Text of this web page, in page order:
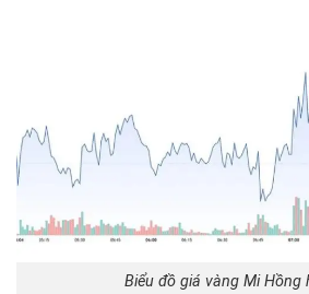
Biểu đồ giá vàng Mi Hồng